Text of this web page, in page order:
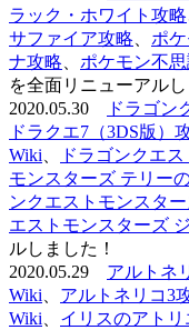
ラック・ホワイト攻略
サファイア攻略
ポ
ナ攻略
ポケモン不
を全面リニューアルし
2020.05.30
ドラゴン
ドラクエ7（3DS版）
Wiki
ドラゴンクエ
モンスターズ テリー
ンクエストモンスタ
エストモンスターズ
ルしました！
2020.05.29 アルトネ
Wiki
アルトネリコ3
Wiki
イリスのアト